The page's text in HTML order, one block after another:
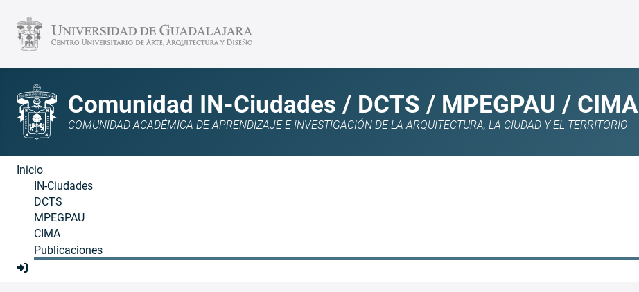
Comunidad IN-Ciudades / DCTS / MPEGPAU / CIMA
COMUNIDAD ACADÉMICA DE APRENDIZAJE E INVESTIGACIÓN DE LA ARQUITECTURA, LA CIUDAD Y EL TERRITORIO
Inicio
IN-Ciudades
DCTS
MPEGPAU
CIMA
Publicaciones